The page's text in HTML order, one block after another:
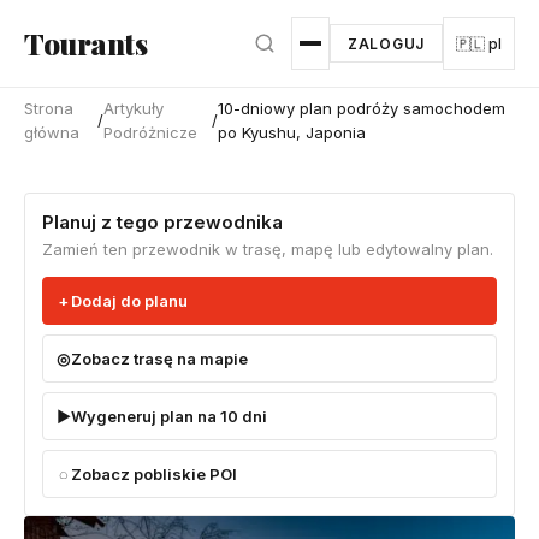
Tourants ZALOGUJ 🇵🇱 pl
Strona
główna
/
Artykuły
Podróżnicze
/
10-dniowy plan podróży samochodem
po Kyushu, Japonia
Planuj z tego przewodnika
Zamień ten przewodnik w trasę, mapę lub edytowalny plan.
Dodaj do planu
Zobacz trasę na mapie
Wygeneruj plan na 10 dni
Zobacz pobliskie POI